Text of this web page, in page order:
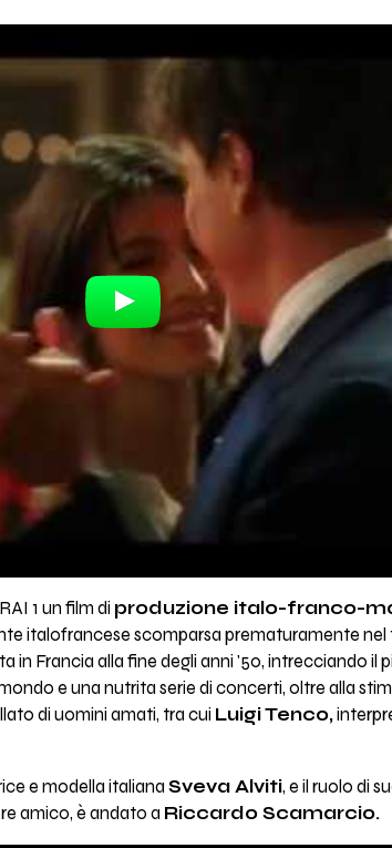
1 un film di produzione italo-franco-
italofrancese scomparsa prematuramente nel
in Francia alla fine degli anni '50, intrecciando il
e una nutrita serie di concerti, oltre alla
di uomini amati, tra cui Luigi Tenco,
e modella italiana Sveva Alviti, e il ruolo di
amico, è andato a Riccardo Scamarcio.